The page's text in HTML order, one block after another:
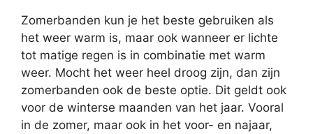
Zomerbanden kun je het beste gebruiken als
het weer warm is, maar ook wanneer er lichte
tot matige regen is in combinatie met warm
weer. Mocht het weer heel droog zijn, dan zijn
zomerbanden ook de beste optie. Dit geldt ook
voor de winterse maanden van het jaar. Vooral
in de zomer, maar ook in het voor- en najaar,